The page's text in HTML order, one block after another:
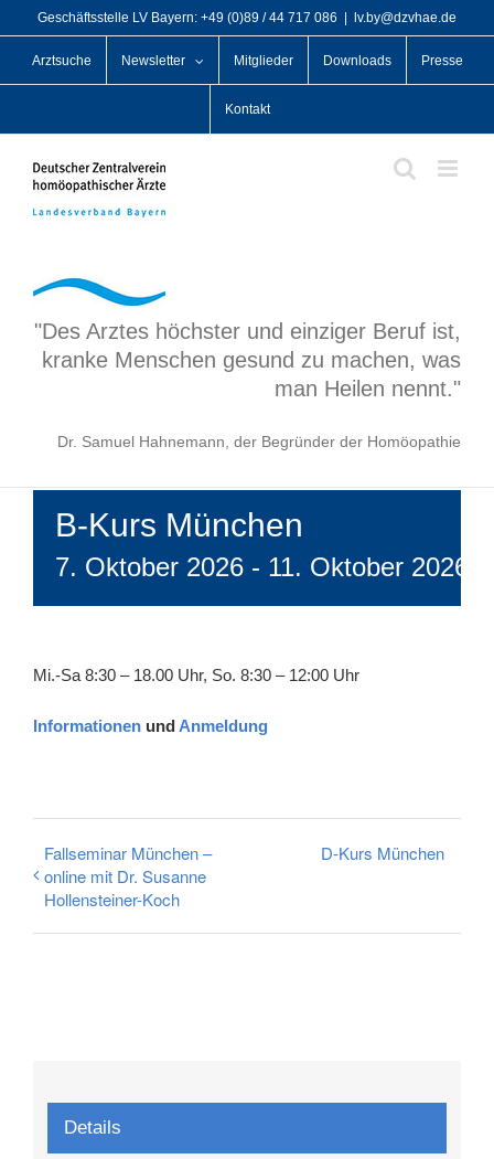
Inhalt
springen
Geschäftsstelle LV Bayern: +49 (0)89 / 44 717 086 lv.by@dzvhae.de
Arztsuche Newsletter Mitglieder Downloads Presse
Kontakt
"Des Arztes höchster und einziger Beruf ist,
kranke Menschen gesund zu machen, was
man Heilen nennt."
Dr. Samuel Hahnemann, der Begründer der Homöopathie
B-Kurs München
7. Oktober 2026 - 11. Oktober 2026
Mi.-Sa 8:30 – 18.00 Uhr, So. 8:30 – 12:00 Uhr
Informationen und Anmeldung
Fallseminar München –
online mit Dr. Susanne
Hollensteiner-Koch
D-Kurs München
Details